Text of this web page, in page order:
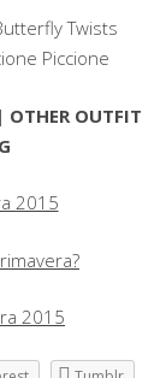
Twists
Piccione
OTHER OUTFIT
2015
2015